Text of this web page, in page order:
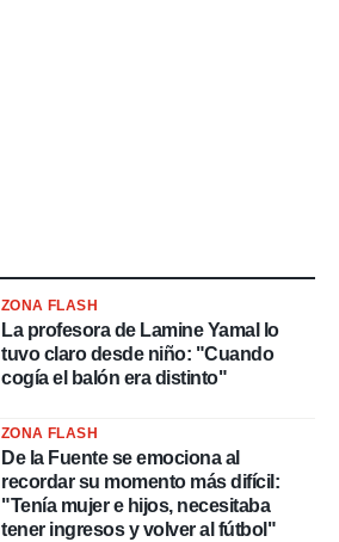
ZONA FLASH
La profesora de Lamine Yamal lo
tuvo claro desde niño: "Cuando
cogía el balón era distinto"
ZONA FLASH
De la Fuente se emociona al
recordar su momento más difícil:
"Tenía mujer e hijos, necesitaba
tener ingresos y volver al fútbol"